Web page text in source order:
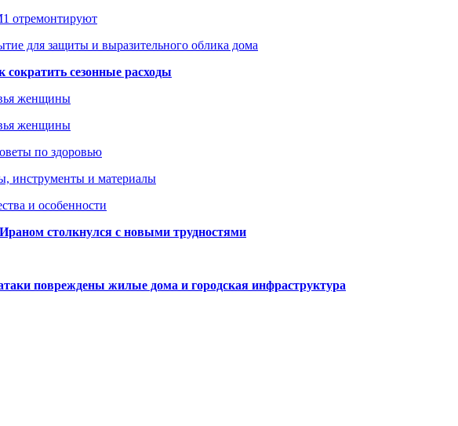
отремонтируют
для защиты и выразительного облика дома
сезонные расходы
женщины
женщины
по здоровью
инструменты и материалы
и особенности
столкнулся с новыми трудностями
повреждены жилые дома и городская инфраструктура